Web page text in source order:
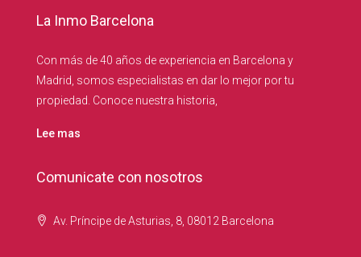
La Inmo Barcelona
Con más de 40 años de experiencia en Barcelona y
Madrid, somos especialistas en dar lo mejor por tu
propiedad. Conoce nuestra historia,
Lee mas
Comunicate con nosotros
Av. Príncipe de Asturias, 8, 08012 Barcelona